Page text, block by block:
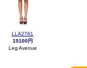
LLA2761
15100円
Leg Avenue